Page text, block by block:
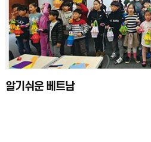
알기쉬운 베트남